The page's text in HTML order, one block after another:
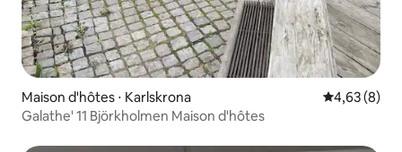
Maison d'hôtes ⋅ Karlskrona Évaluation
4,63 (8)
Galathe' 11 Björkholmen Maison d'hôtes